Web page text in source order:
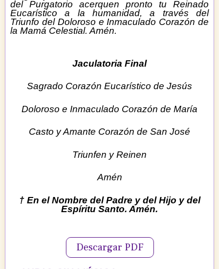
del Purgatorio acerquen pronto tu Reinado
Eucarístico a la humanidad, a través del
Triunfo del Doloroso e Inmaculado Corazón de
la Mamá Celestial.Amén.
Jaculatoria Final
Sagrado Corazón Eucarístico de Jesús
Doloroso e Inmaculado Corazón de María
Casto y Amante Corazón de San José
Triunfen y Reinen
Amén
† En el Nombre del Padre y del Hijo y del
Espíritu Santo. Amén.
Descargar PDF